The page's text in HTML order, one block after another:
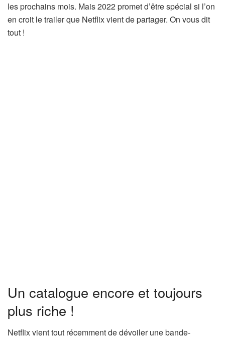
les prochains mois. Mais 2022 promet d’être spécial si l’on
en croit le trailer que Netflix vient de partager. On vous dit
tout !
Un catalogue encore et toujours
plus riche !
Netflix vient tout récemment de dévoiler une bande-